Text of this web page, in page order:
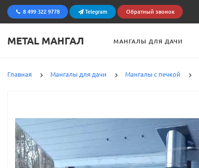
8 499 322 9778 Telegram Обратный звонок
METAL МАНГАЛ МАНГАЛЫ ДЛЯ ДАЧИ
Главная Мангалы для дачи Мангалы с печкой